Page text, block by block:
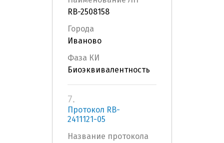
RB-2508158
Города
Иваново
Фаза КИ
Биоэквивалентность
7.
Протокол RB-
2411121-05
Название протокола